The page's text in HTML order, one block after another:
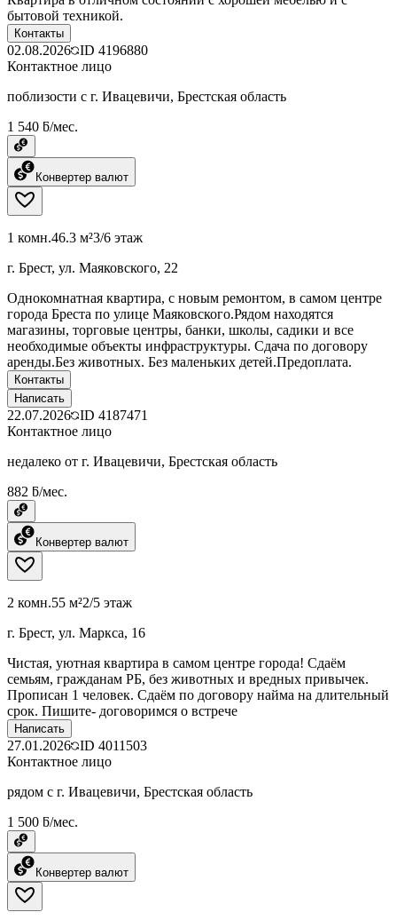
бытовой техникой.
Контакты
02.08.2026 ID 4196880
Контактное лицо
поблизости с г. Ивацевичи, Брестская область
1 540 ƃ/мес.
Конвертер валют
1 комн.46.3 м²3/6 этаж
г. Брест, ул. Маяковского, 22
Однокомнатная квартира, с новым ремонтом, в самом центре
города Бреста по улице Маяковского.Рядом находятся
магазины, торговые центры, банки, школы, садики и все
необходимые объекты инфраструктуры. Сдача по договору
аренды.Без животных. Без маленьких детей.Предоплата.
Контакты
Написать
22.07.2026 ID 4187471
Контактное лицо
недалеко от г. Ивацевичи, Брестская область
882 ƃ/мес.
Конвертер валют
2 комн.55 м²2/5 этаж
г. Брест, ул. Маркса, 16
Чистая, уютная квартира в самом центре города! Сдаём
семьям, гражданам РБ, без животных и вредных привычек.
Прописан 1 человек. Сдаём по договору найма на длительный
срок. Пишите- договоримся о встрече
Написать
27.01.2026 ID 4011503
Контактное лицо
рядом с г. Ивацевичи, Брестская область
1 500 ƃ/мес.
Конвертер валют